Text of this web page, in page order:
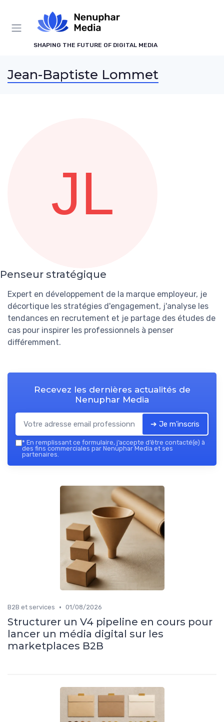
SHAPING THE FUTURE OF DIGITAL MEDIA
Jean-Baptiste Lommet
Penseur stratégique
Expert en développement de la marque employeur, je
décortique les stratégies d'engagement, j'analyse les
tendances en recrutement et je partage des études de
cas pour inspirer les professionnels à penser
différemment.
Recevez les dernières actualités de
Nenuphar Media
➔ Je m'inscris
* En remplissant ce formulaire, j’accepte d’être contacté(e) à
des fins commerciales par Nenuphar Media et ses
partenaires.
B2B et services • 01/08/2026
Structurer un V4 pipeline en cours pour
lancer un média digital sur les
marketplaces B2B